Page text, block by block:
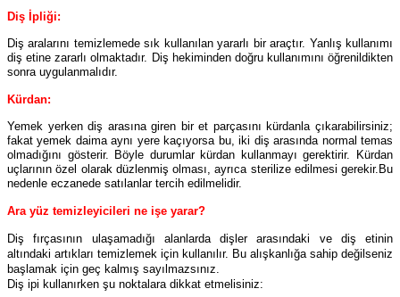
Diş İpliği:
Diş aralarını temizlemede sık kullanılan yararlı bir araçtır. Yanlış kullanımı
diş etine zararlı olmaktadır. Diş hekiminden doğru kullanımını öğrenildikten
sonra uygulanmalıdır.
Kürdan:
Yemek yerken diş arasına giren bir et parçasını kürdanla çıkarabilirsiniz;
fakat yemek daima aynı yere kaçıyorsa bu, iki diş arasında normal temas
olmadığını gösterir. Böyle durumlar kürdan kullanmayı gerektirir. Kürdan
uçlarının özel olarak düzlenmiş olması, ayrıca sterilize edilmesi gerekir.Bu
nedenle eczanede satılanlar tercih edilmelidir.
Ara yüz temizleyicileri ne işe yarar?
Diş fırçasının ulaşamadığı alanlarda dişler arasındaki ve diş etinin
altındaki artıkları temizlemek için kullanılır. Bu alışkanlığa sahip değilseniz
başlamak için geç kalmış sayılmazsınız.
Diş ipi kullanırken şu noktalara dikkat etmelisiniz: